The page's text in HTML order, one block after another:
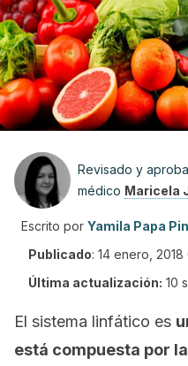
Revisado y
médico Maricela
Escrito por Yamila Papa
Publicado: 14 enero, 2018
Última actualización: 10
El sistema linfático es
está compuesta por